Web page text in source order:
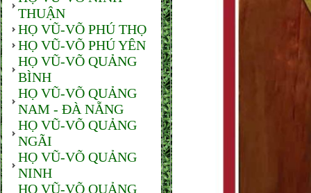
THUẬN
HỌ VŨ-VÕ PHÚ THỌ
HỌ VŨ-VÕ PHÚ YÊN
HỌ VŨ-VÕ QUẢNG
BÌNH
HỌ VŨ-VÕ QUẢNG
NAM - ĐÀ NẴNG
HỌ VŨ-VÕ QUẢNG
NGÃI
HỌ VŨ-VÕ QUẢNG
NINH
HỌ VŨ-VÕ QUẢNG